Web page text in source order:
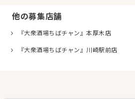
他の募集店舗
『大衆酒場ちばチャン』本厚木店
『大衆酒場ちばチャン』川崎駅前店